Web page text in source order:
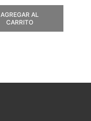
AGREGAR AL
CARRITO